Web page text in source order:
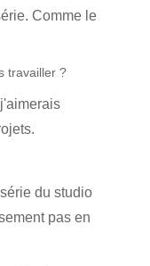
Comme le
travailler ?
du studio
pas en